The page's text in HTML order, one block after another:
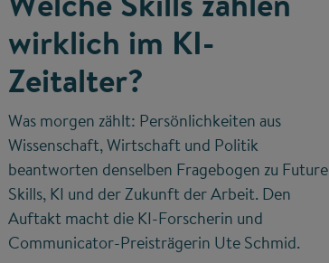
wirklich im KI-
Zeitalter?
Was morgen zählt: Persönlichkeiten aus
Wissenschaft, Wirtschaft und Politik
beantworten denselben Fragebogen zu Future
Skills, KI und der Zukunft der Arbeit. Den
Auftakt macht die KI-Forscherin und
Communicator-Preisträgerin Ute Schmid.